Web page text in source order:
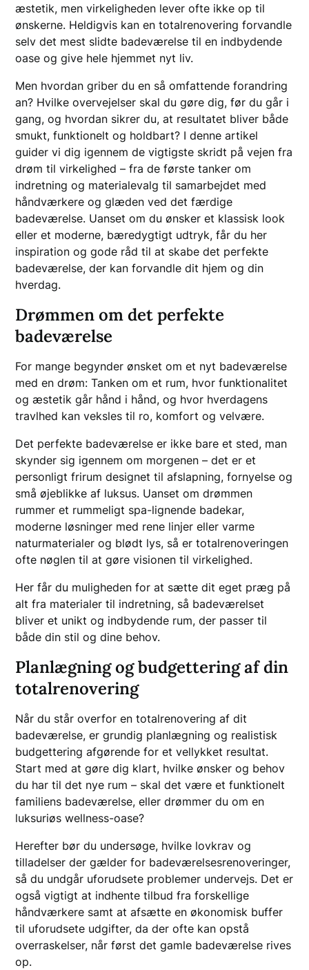
æstetik, men virkeligheden lever ofte ikke op til
ønskerne. Heldigvis kan en totalrenovering forvandle
selv det mest slidte badeværelse til en indbydende
oase og give hele hjemmet nyt liv.
Men hvordan griber du en så omfattende forandring
an? Hvilke overvejelser skal du gøre dig, før du går i
gang, og hvordan sikrer du, at resultatet bliver både
smukt, funktionelt og holdbart? I denne artikel
guider vi dig igennem de vigtigste skridt på vejen fra
drøm til virkelighed – fra de første tanker om
indretning og materialevalg til samarbejdet med
håndværkere og glæden ved det færdige
badeværelse. Uanset om du ønsker et klassisk look
eller et moderne, bæredygtigt udtryk, får du her
inspiration og gode råd til at skabe det perfekte
badeværelse, der kan forvandle dit hjem og din
hverdag.
Drømmen om det perfekte
badeværelse
For mange begynder ønsket om et nyt badeværelse
med en drøm: Tanken om et rum, hvor funktionalitet
og æstetik går hånd i hånd, og hvor hverdagens
travlhed kan veksles til ro, komfort og velvære.
Det perfekte badeværelse er ikke bare et sted, man
skynder sig igennem om morgenen – det er et
personligt frirum designet til afslapning, fornyelse og
små øjeblikke af luksus. Uanset om drømmen
rummer et rummeligt spa-lignende badekar,
moderne løsninger med rene linjer eller varme
naturmaterialer og blødt lys, så er totalrenoveringen
ofte nøglen til at gøre visionen til virkelighed.
Her får du muligheden for at sætte dit eget præg på
alt fra materialer til indretning, så badeværelset
bliver et unikt og indbydende rum, der passer til
både din stil og dine behov.
Planlægning og budgettering af din
totalrenovering
Når du står overfor en totalrenovering af dit
badeværelse, er grundig planlægning og realistisk
budgettering afgørende for et vellykket resultat.
Start med at gøre dig klart, hvilke ønsker og behov
du har til det nye rum – skal det være et funktionelt
familiens badeværelse, eller drømmer du om en
luksuriøs wellness-oase?
Herefter bør du undersøge, hvilke lovkrav og
tilladelser der gælder for badeværelsesrenoveringer,
så du undgår uforudsete problemer undervejs. Det er
også vigtigt at indhente tilbud fra forskellige
håndværkere samt at afsætte en økonomisk buffer
til uforudsete udgifter, da der ofte kan opstå
overraskelser, når først det gamle badeværelse rives
op.